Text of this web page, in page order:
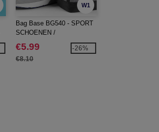
W1
Bag Base BG540 - SPORT
SCHOENEN /
ACCESSOIRES BAG
€5.99
€8.10
-26%